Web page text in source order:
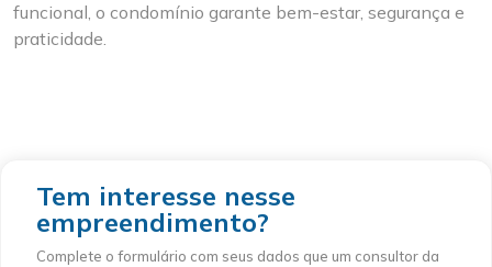
funcional, o condomínio garante bem-estar, segurança e
praticidade.
Tem interesse nesse
empreendimento?
Complete o formulário com seus dados que um consultor da